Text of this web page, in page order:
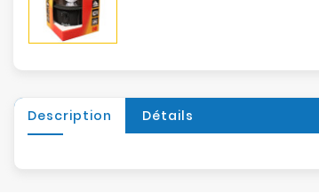
Description Détails